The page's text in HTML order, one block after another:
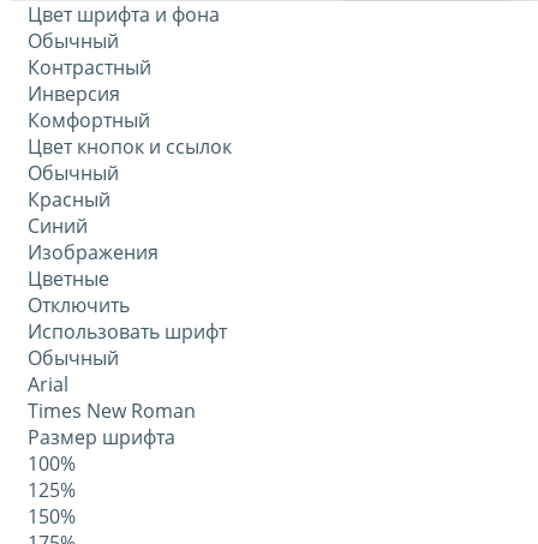
Цвет шрифта и фона
Обычный
Контрастный
Инверсия
Комфортный
Цвет кнопок и ссылок
Обычный
Красный
Синий
Изображения
Цветные
Отключить
Использовать шрифт
Обычный
Arial
Times New Roman
Размер шрифта
100%
125%
150%